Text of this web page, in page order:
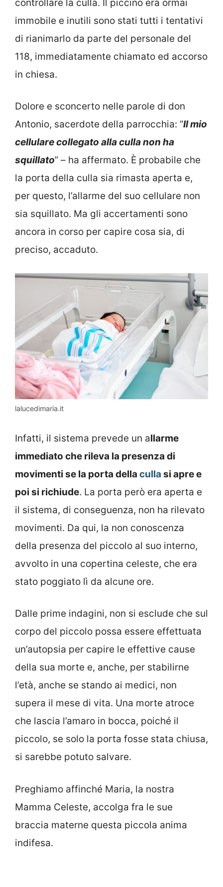
controllare la culla. Il piccino era ormai
immobile e inutili sono stati tutti i tentativi
di rianimarlo da parte del personale del
118, immediatamente chiamato ed accorso
in chiesa.
Dolore e sconcerto nelle parole di don
Antonio, sacerdote della parrocchia: “Il mio
cellulare collegato alla culla non ha
squillato” – ha affermato. È probabile che
la porta della culla sia rimasta aperta e,
per questo, l’allarme del suo cellulare non
sia squillato. Ma gli accertamenti sono
ancora in corso per capire cosa sia, di
preciso, accaduto.
lalucedimaria.it
Infatti, il sistema prevede un allarme
immediato che rileva la presenza di
movimenti se la porta della culla si apre e
poi si richiude. La porta però era aperta e
il sistema, di conseguenza, non ha rilevato
movimenti. Da qui, la non conoscenza
della presenza del piccolo al suo interno,
avvolto in una copertina celeste, che era
stato poggiato lì da alcune ore.
Dalle prime indagini, non si esclude che sul
corpo del piccolo possa essere effettuata
un’autopsia per capire le effettive cause
della sua morte e, anche, per stabilirne
l’età, anche se stando ai medici, non
supera il mese di vita. Una morte atroce
che lascia l’amaro in bocca, poiché il
piccolo, se solo la porta fosse stata chiusa,
si sarebbe potuto salvare.
Preghiamo affinché Maria, la nostra
Mamma Celeste, accolga fra le sue
braccia materne questa piccola anima
indifesa.